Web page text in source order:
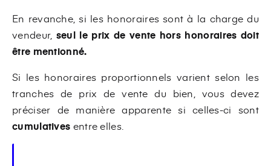
En revanche, si les honoraires sont à la charge du
vendeur, seul le prix de vente hors honoraires doit
être mentionné.
Si les honoraires proportionnels varient selon les
tranches de prix de vente du bien, vous devez
préciser de manière apparente si celles-ci sont
cumulatives entre elles.